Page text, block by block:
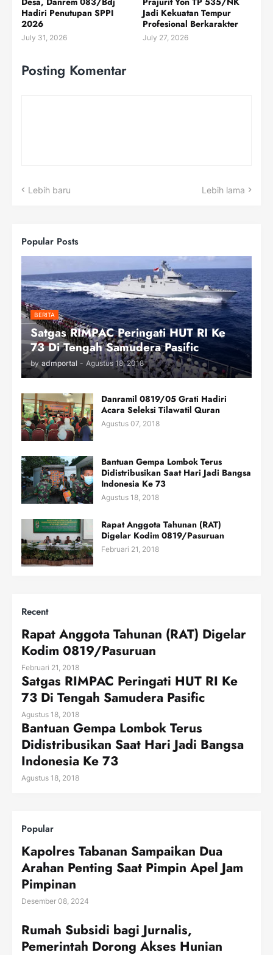
Hadiri Penutupan SPPI
2026
July 31, 2026
Jadi Kekuatan Tempur
Profesional Berkarakter
July 27, 2026
Posting Komentar
Lebih baru Lebih lama
Popular Posts
BERITA
Satgas RIMPAC Peringati HUT RI Ke
73 Di Tengah Samudera Pasific
by admportal - Agustus 18, 2018
Danramil 0819/05 Grati Hadiri
Acara Seleksi Tilawatil Quran
Agustus 07, 2018
Bantuan Gempa Lombok Terus
Didistribusikan Saat Hari Jadi Bangsa
Indonesia Ke 73
Agustus 18, 2018
Rapat Anggota Tahunan (RAT)
Digelar Kodim 0819/Pasuruan
Februari 21, 2018
Recent
Rapat Anggota Tahunan (RAT) Digelar
Kodim 0819/Pasuruan
Februari 21, 2018
Satgas RIMPAC Peringati HUT RI Ke
73 Di Tengah Samudera Pasific
Agustus 18, 2018
Bantuan Gempa Lombok Terus
Didistribusikan Saat Hari Jadi Bangsa
Indonesia Ke 73
Agustus 18, 2018
Popular
Kapolres Tabanan Sampaikan Dua
Arahan Penting Saat Pimpin Apel Jam
Pimpinan
Desember 08, 2024
Rumah Subsidi bagi Jurnalis,
Pemerintah Dorong Akses Hunian